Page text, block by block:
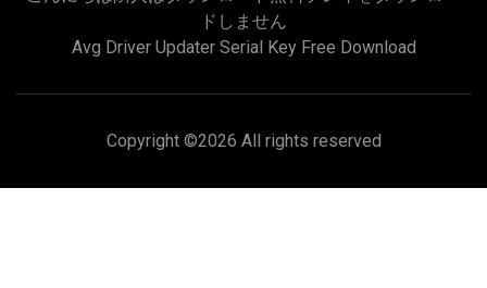
ドしません
Avg Driver Updater Serial Key Free Download
Copyright ©2026 All rights reserved